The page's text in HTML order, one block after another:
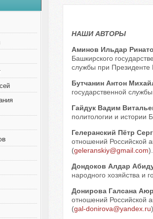
НАШИ АВТОРЫ
Аминов Ильдар
Башкирского
службы при
Бутчанин Антон
государственной
Гайдук Вадим
политологии и истории
Гелеранский Пётр
отношений Российской
(geleranskiy@gmail.com).
Дондоков Алдар
народного хозяйства и
Донирова Галсана
отношений Российской
(gal-donirova@yandex.ru